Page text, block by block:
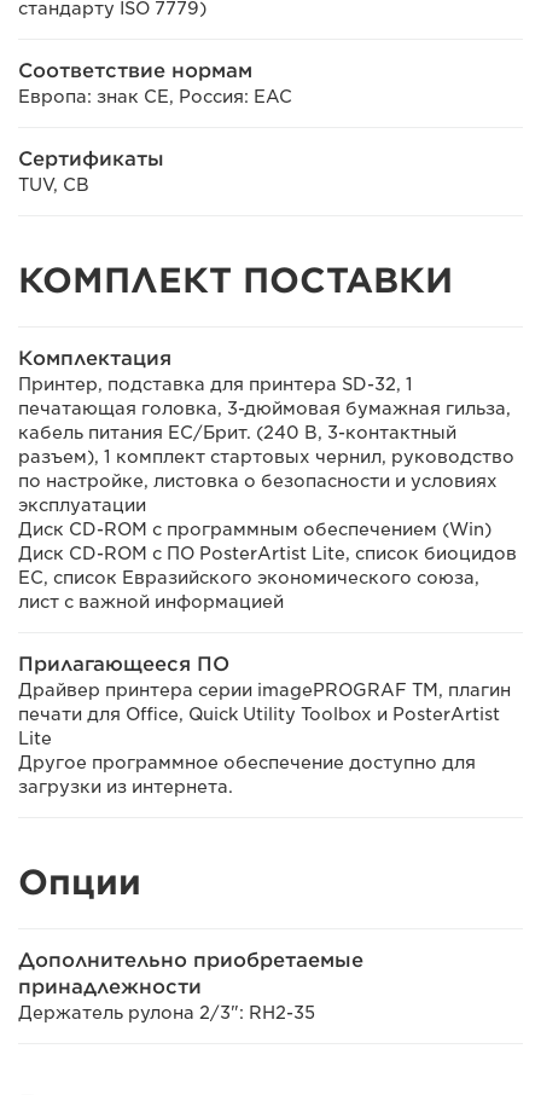
стандарту ISO 7779)
Соответствие нормам
Европа: знак CE, Россия: EAC
Сертификаты
TUV, CB
КОМПЛЕКТ ПОСТАВКИ
Комплектация
Принтер, подставка для принтера SD-32, 1
печатающая головка, 3-дюймовая бумажная гильза,
кабель питания ЕС/Брит. (240 В, 3-контактный
разъем), 1 комплект стартовых чернил, руководство
по настройке, листовка о безопасности и условиях
эксплуатации
Диск CD-ROM с программным обеспечением (Win)
Диск CD-ROM с ПО PosterArtist Lite, список биоцидов
ЕС, список Евразийского экономического союза,
лист с важной информацией
Прилагающееся ПО
Драйвер принтера серии imagePROGRAF TM, плагин
печати для Office, Quick Utility Toolbox и PosterArtist
Lite
Другое программное обеспечение доступно для
загрузки из интернета.
Опции
Дополнительно приобретаемые
принадлежности
Держатель рулона 2/3": RH2-35